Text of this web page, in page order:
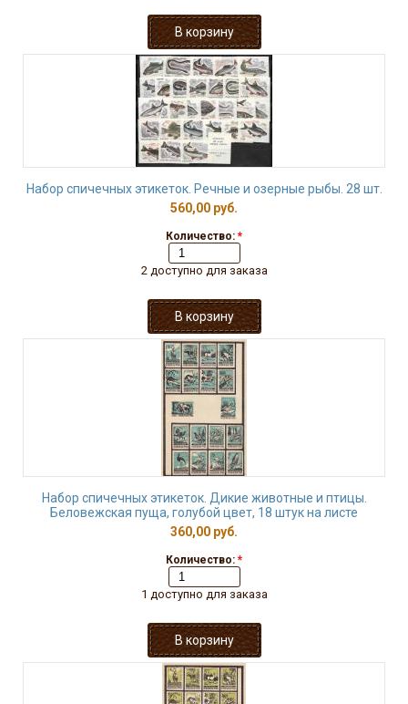
Набор спичечных этикеток. Речные и озерные рыбы. 28 шт.
560,00 руб.
Количество: *
2 доступно для заказа
Набор спичечных этикеток. Дикие животные и птицы.
Беловежская пуща, голубой цвет, 18 штук на листе
360,00 руб.
Количество: *
1 доступно для заказа